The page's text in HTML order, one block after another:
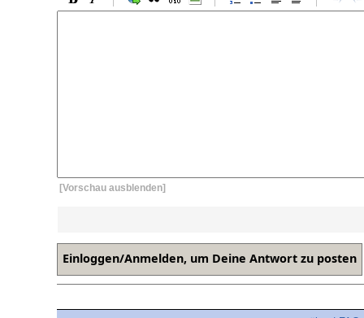
[Vorschau ausblenden]